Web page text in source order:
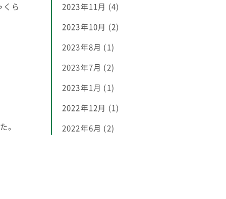
ら
。
2023年11月 (4)
2023年10月 (2)
2023年8月 (1)
2023年7月 (2)
2023年1月 (1)
2022年12月 (1)
2022年6月 (2)